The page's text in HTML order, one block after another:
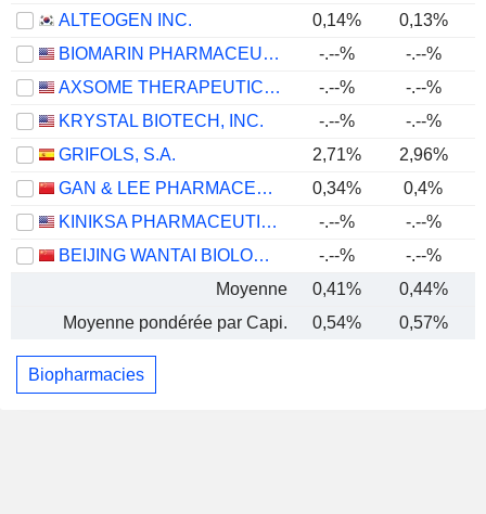
ALTEOGEN INC.
0,14% 0,13%
BIOMARIN PHARMACEUTICAL INC.
-.--%
-.--%
AXSOME THERAPEUTICS, INC.
-.--% -.--%
KRYSTAL BIOTECH, INC.
-.--% -.--%
GRIFOLS, S.A.
2,71% 2,96%
GAN & LEE PHARMACEUTICALS.
0,34%
0,4%
KINIKSA PHARMACEUTICALS INTERNATIONAL, PLC
-.--% -.--%
BEIJING WANTAI BIOLOGICAL PHARMACY ENTERPRISE CO., LTD.
-.--% -.--%
Moyenne
0,41%
0,44%
Moyenne pondérée par Capi.
0,54% 0,57%
Biopharmacies